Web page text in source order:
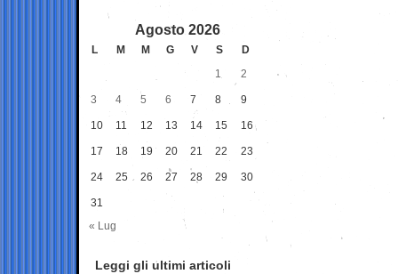
Agosto 2026
L M M G V S
D
1
2
3 4 5 6 7 8 9
10 11 12 13 14 15 16
17 18 19 20 21 22 23
24 25 26 27 28 29 30
31
« Lug
Leggi gli ultimi articoli